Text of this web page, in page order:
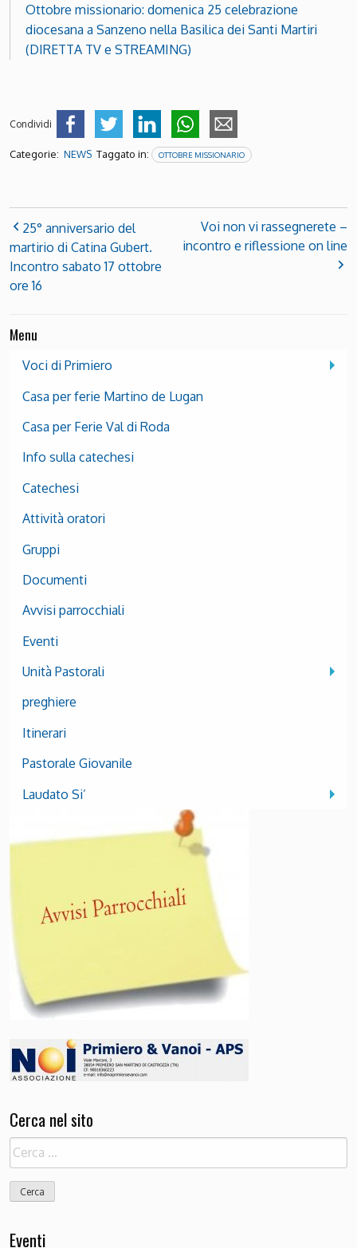
Ottobre missionario: domenica 25 celebrazione
diocesana a Sanzeno nella Basilica dei Santi Martiri
(DIRETTA TV e STREAMING)
Condividi
Categorie: NEWS Taggato in: OTTOBRE MISSIONARIO
25° anniversario del
martirio di Catina Gubert.
Incontro sabato 17 ottobre
ore 16
Voi non vi rassegnerete –
incontro e riflessione on line
Menu
Voci di Primiero
Casa per ferie Martino de Lugan
Casa per Ferie Val di Roda
Info sulla catechesi
Catechesi
Attività oratori
Gruppi
Documenti
Avvisi parrocchiali
Eventi
Unità Pastorali
preghiere
Itinerari
Pastorale Giovanile
Laudato Si’
Cerca nel sito
Ricerca
per:
Eventi